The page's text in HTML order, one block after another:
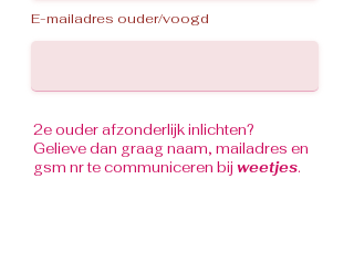
E-mailadres ouder/voogd
2e ouder afzonderlijk inlichten?
Gelieve dan graag naam, mailadres en
gsm nr te communiceren bij weetjes.